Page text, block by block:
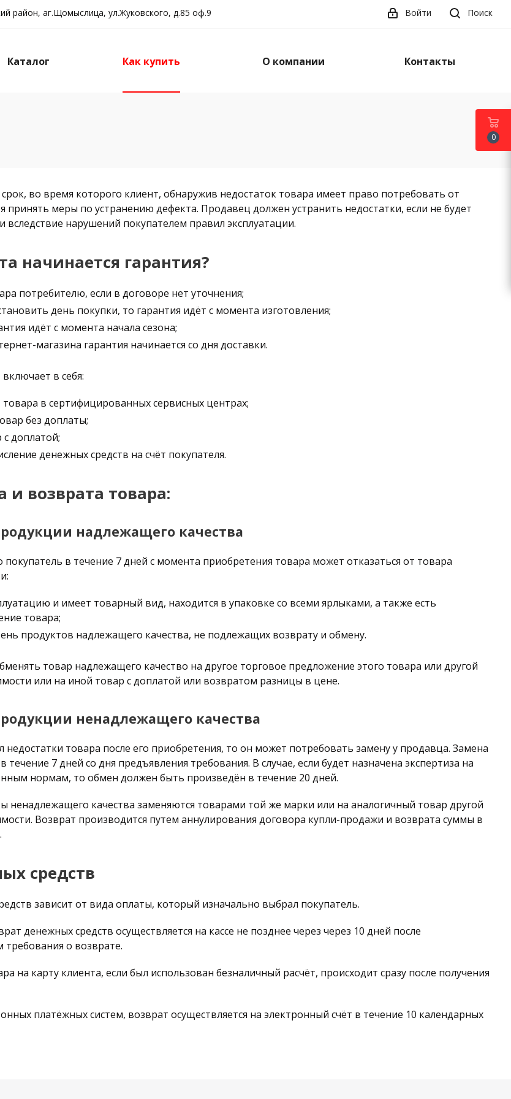
район, аг.Щомыслица, ул.Жуковского, д.85 оф.9 Поиск
Войти
Каталог Как купить О компании Контакты
во время которого клиент, обнаружив недостаток товара имеет право потребовать от
принять меры по устранению дефекта. Продавец должен устранить недостатки, если не будет
вследствие нарушений покупателем правил эксплуатации.
начинается гарантия?
потребителю, если в договоре нет уточнения;
день покупки, то гарантия идёт с момента изготовления;
идёт с момента начала сезона;
магазина гарантия начинается со дня доставки.
в себя:
товара в сертифицированных сервисных центрах;
без доплаты;
доплатой;
денежных средств на счёт покупателя.
возврата товара:
надлежащего качества
покупатель в течение 7 дней с момента приобретения товара может отказаться от товара
и имеет товарный вид, находится в упаковке со всеми ярлыками, а также есть
товара;
продуктов надлежащего качества, не подлежащих возврату и обмену.
товар надлежащего качество на другое торговое предложение этого товара или другой
или на иной товар с доплатой или возвратом разницы в цене.
ненадлежащего качества
недостатки товара после его приобретения, то он может потребовать замену у продавца. Замена
7 дней со дня предъявления требования. В случае, если будет назначена экспертиза на
нормам, то обмен должен быть произведён в течение 20 дней.
ненадлежащего качества заменяются товарами той же марки или на аналогичный товар другой
Возврат производится путем аннулирования договора купли-продажи и возврата суммы в
средств
зависит от вида оплаты, который изначально выбрал покупатель.
денежных средств осуществляется на кассе не позднее через через 10 дней после
требования о возврате.
на карту клиента, если был использован безналичный расчёт, происходит сразу после получения
платёжных систем, возврат осуществляется на электронный счёт в течение 10 календарных
0